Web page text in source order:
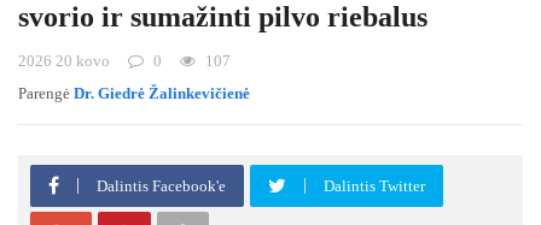
svorio ir sumažinti pilvo riebalus
2026 20 kovo 0
107
Parengė Dr. Giedrė Žalinkevičienė
Dalintis Facebook'e Dalintis Twitter